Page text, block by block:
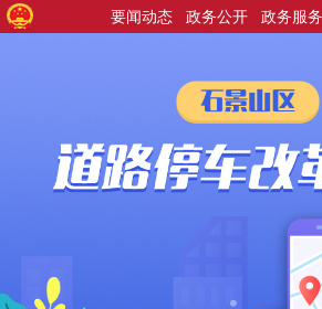
政务服务
政务公开
要闻动态